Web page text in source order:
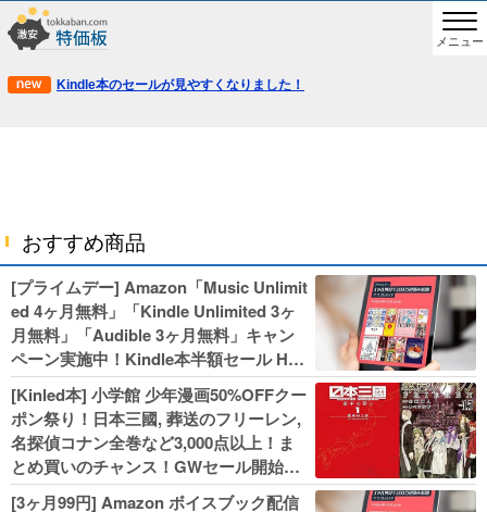
メニュー
Kindle本のセールが見やすくなりました！
おすすめ商品
[プライムデー] Amazon「Music Unlimit
ed 4ヶ月無料」「Kindle Unlimited 3ヶ
月無料」「Audible 3ヶ月無料」キャン
ペーン実施中！Kindle本半額セール HU
NTER×HUNTERなど集英社、無職転生,
幼女戦記などKADOKAWA、キャプテン
翼100円セールも！
[Kinled本] 小学館 少年漫画50%OFFクー
ポン祭り！日本三國, 葬送のフリーレン,
名探偵コナン全巻など3,000点以上！ま
とめ買いのチャンス！GWセール開始！
人気コミック多数 カドカワ祭やIT関連本
[3ヶ月99円] Amazon ボイスブック配信